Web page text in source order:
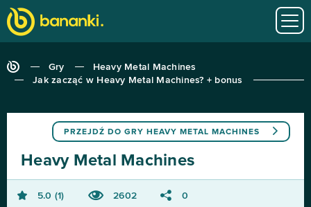
Gry
Heavy Metal Machines
Jak zacząć w Heavy Metal Machines? + bonus
PRZEJDŹ DO GRY HEAVY METAL MACHINES
Heavy Metal Machines
5.0 1 2602 0